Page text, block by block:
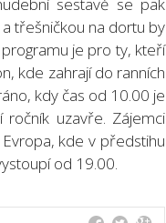
třešničkou na dortu by
je pro ty, kteří
kde zahrají do ranních
kdy čas od 10.00 je
ročník uzavře. Zájemci
kde v předstihu
od 19.00.